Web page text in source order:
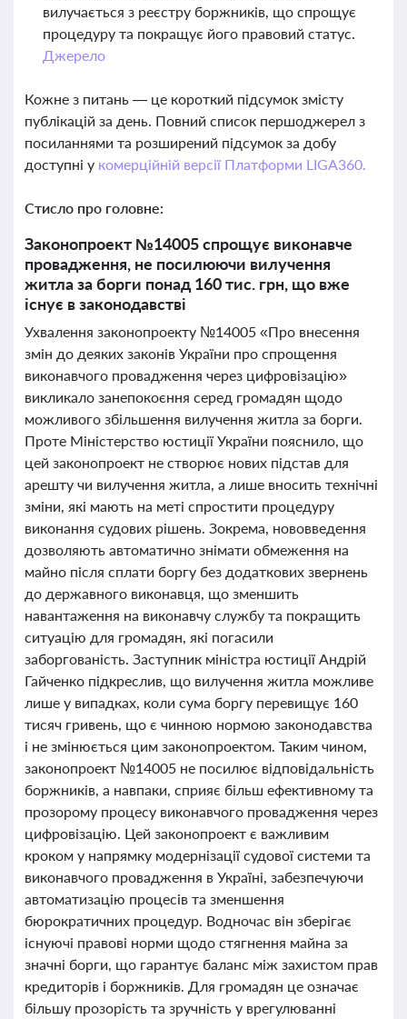
вилучається з реєстру боржників, що спрощує
процедуру та покращує його правовий статус.
Джерело
Кожне з питань — це короткий підсумок змісту
публікацій за день. Повний список першоджерел з
посиланнями та розширений підсумок за добу
доступні у комерційній версії Платформи LIGA360.
Стисло про головне:
Законопроект №14005 спрощує виконавче
провадження, не посилюючи вилучення
житла за борги понад 160 тис. грн, що вже
існує в законодавстві
Ухвалення законопроекту №14005 «Про внесення
змін до деяких законів України про спрощення
виконавчого провадження через цифровізацію»
викликало занепокоєння серед громадян щодо
можливого збільшення вилучення житла за борги.
Проте Міністерство юстиції України пояснило, що
цей законопроект не створює нових підстав для
арешту чи вилучення житла, а лише вносить технічні
зміни, які мають на меті спростити процедуру
виконання судових рішень. Зокрема, нововведення
дозволяють автоматично знімати обмеження на
майно після сплати боргу без додаткових звернень
до державного виконавця, що зменшить
навантаження на виконавчу службу та покращить
ситуацію для громадян, які погасили
заборгованість. Заступник міністра юстиції Андрій
Гайченко підкреслив, що вилучення житла можливе
лише у випадках, коли сума боргу перевищує 160
тисяч гривень, що є чинною нормою законодавства
і не змінюється цим законопроектом. Таким чином,
законопроект №14005 не посилює відповідальність
боржників, а навпаки, сприяє більш ефективному та
прозорому процесу виконавчого провадження через
цифровізацію. Цей законопроект є важливим
кроком у напрямку модернізації судової системи та
виконавчого провадження в Україні, забезпечуючи
автоматизацію процесів та зменшення
бюрократичних процедур. Водночас він зберігає
існуючі правові норми щодо стягнення майна за
значні борги, що гарантує баланс між захистом прав
кредиторів і боржників. Для громадян це означає
більшу прозорість та зручність у врегулюванні